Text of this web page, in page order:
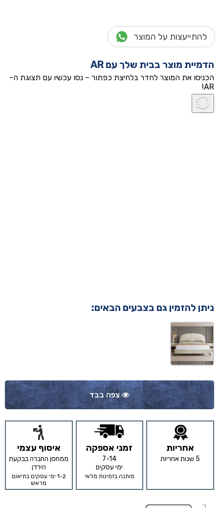
להתייעצות על המוצר
הדמיית מוצר בבית שלך עם AR
הכניסו את המוצר לחדר בלחיצת כפתור – נסו עכשיו עם תצוגת ה-
AR!
ניתן להזמין גם בצבעים הבאים:
צפה בבד
אחריות
5 שנות אחריות
זמני אספקה
7-14
ימי עסקים
מותנה בזמינות מלאי
איסוף עצמי
ממחסן החברה בבקעת
הירדן
1-2 ימי עסקים בתיאום
מראש